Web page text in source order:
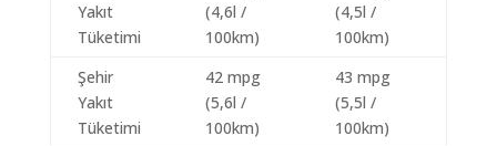
Yakıt
Tüketimi
(4,6l /
100km)
(4,5l /
100km)
Şehir
Yakıt
Tüketimi
42 mpg
(5,6l /
100km)
43 mpg
(5,5l /
100km)